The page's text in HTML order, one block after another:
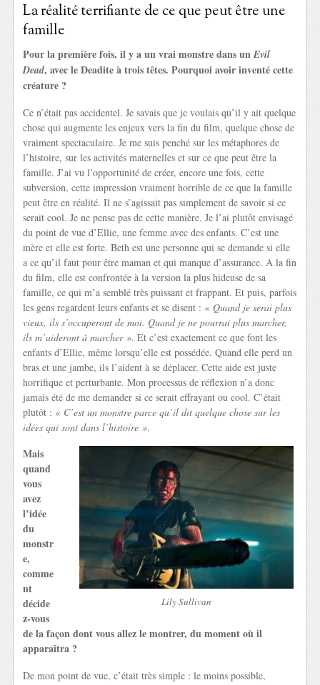
La réalité terrifiante de ce que peut être une
famille
Pour la première fois, il y a un vrai monstre dans unEvil
Dead, avec le Deadite à trois têtes. Pourquoi avoir inventé cette
créature ?
Ce n’était pas accidentel. Je savais que je voulais qu’il y ait quelque
chose qui augmente les enjeux vers la fin du film, quelque chose de
vraiment spectaculaire. Je me suis penché sur les métaphores de
l’histoire, sur les activités maternelles et sur ce que peut être la
famille. J’ai vu l’opportunité de créer, encore une fois, cette
subversion, cette impression vraiment horrible de ce que la famille
peut être en réalité. Il ne s’agissait pas simplement de savoir si ce
serait cool. Je ne pense pas de cette manière. Je l’ai plutôt envisagé
du point de vue d’Ellie, une femme avec des enfants. C’est une
mère et elle est forte. Beth est une personne qui se demande si elle
a ce qu’il faut pour être maman et qui manque d’assurance. A la fin
du film, elle est confrontée à la version la plus hideuse de sa
famille, ce qui m’a semblé très puissant et frappant. Et puis, parfois
les gens regardent leurs enfants et se disent : « Quand je serai plus
vieux, ils s’occuperont de moi. Quand je ne pourrai plus marcher,
ils m’aideront à marcher ». Et c’est exactement ce que font les
enfants d’Ellie, même lorsqu’elle est possédée. Quand elle perd un
bras et une jambe, ils l’aident à se déplacer. Cette aide est juste
horrifique et perturbante. Mon processus de réflexion n’a donc
jamais été de me demander si ce serait effrayant ou cool. C’était
plutôt : « C’est un monstre parce qu’il dit quelque chose sur les
idées qui sont dans l’histoire ».
Lily Sullivan
Mais
quand
vous
avez
l’idée
du
monstr
e,
comme
nt
décide
z-vous
de la façon dont vous allez le montrer, du moment où il
apparaîtra ?
De mon point de vue, c’était très simple : le moins possible,